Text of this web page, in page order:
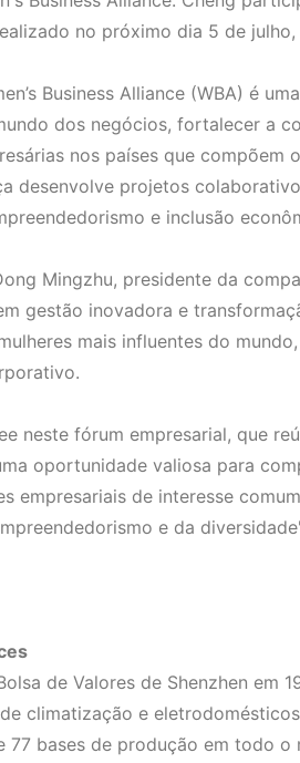
no próximo dia 5 de
Business Alliance (WBA) é
dos negócios, fortalecer a
nos países que compõem
desenvolve projetos
e inclusão
Mingzhu, presidente da
gestão inovadora e
mais influentes do
neste fórum empresarial, que
oportunidade valiosa para
empresariais de interesse
e da
de Valores de Shenzhen em
climatização e
77 bases de produção em todo